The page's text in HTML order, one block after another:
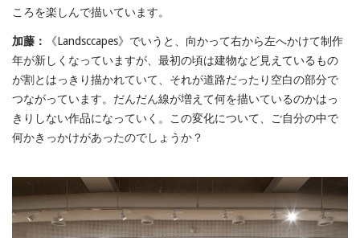
ころを楽しんで描いています。
加藤：
《Landsccapes》でいうと、向かって右から左へかけて制作
年が新しくなっていますが、最初の頃は建物など見えているもの
が割とはっきり描かれていて、それが道路だったり空白の部分で
つながっています。だんだん線が増えて何を描いているのかはっ
きりしない作品になっていく。この変化について、ご自分の中で
何かきっかけがあったのでしょうか？